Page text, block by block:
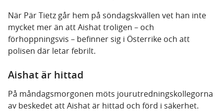
När Pär Tietz går hem på söndagskvällen vet han inte
mycket mer än att Aishat troligen – och
förhoppningsvis – befinner sig i Österrike och att
polisen där letar febrilt.
Aishat är hittad
På måndagsmorgonen möts jourutredningskollegorna
av beskedet att Aishat är hittad och förd i säkerhet.